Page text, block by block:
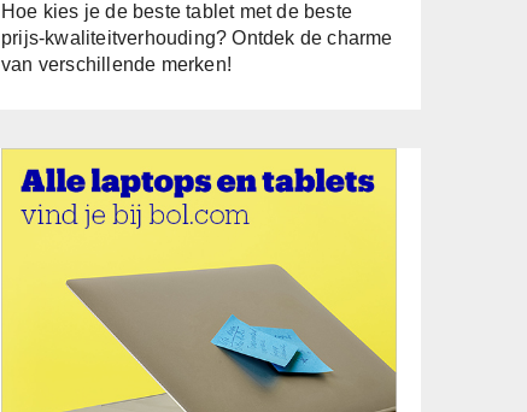
Hoe kies je de beste tablet met de beste
prijs-kwaliteitverhouding? Ontdek de charme
van verschillende merken!